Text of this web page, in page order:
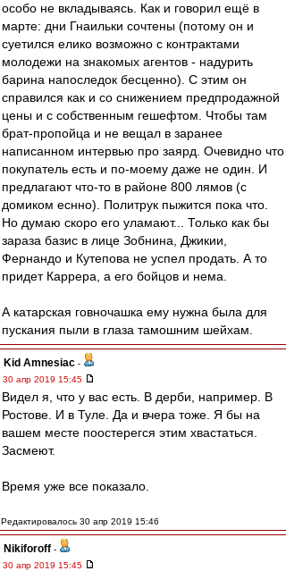
особо не вкладываясь. Как и говорил ещё в
марте: дни Гнаильки сочтены (потому он и
суетился елико возможно с контрактами
молодежи на знакомых агентов - надурить
барина напоследок бесценно). С этим он
справился как и со снижением предпродажной
цены и с собственным гешефтом. Чтобы там
брат-пропойца и не вещал в заранее
написанном интервью про заярд. Очевидно что
покупатель есть и по-моему даже не один. И
предлагают что-то в районе 800 лямов (с
домиком еснно). Политрук пыжится пока что.
Но думаю скоро его уламают... Только как бы
зараза базис в лице Зобнина, Джикии,
Фернандо и Кутепова не успел продать. А то
придет Каррера, а его бойцов и нема.
А катарская говночашка ему нужна была для
пускания пыли в глаза тамошним шейхам.
Kid Amnesiac -
30 апр 2019 15:45
Видел я, что у вас есть. В дерби, например. В
Ростове. И в Туле. Да и вчера тоже. Я бы на
вашем месте поостерегся этим хвастаться.
Засмеют.
Время уже все показало.
Редактировалось 30 апр 2019 15:46
Nikiforoff -
30 апр 2019 15:45